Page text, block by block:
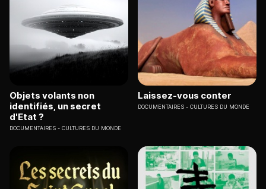
Objets volants non
identifiés, un secret
d'Etat ?
DOCUMENTAIRES CULTURES DU MONDE
Laissez-vous conter
DOCUMENTAIRES CULTURES DU MONDE